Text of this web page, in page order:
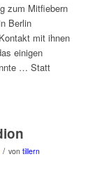
zum Mitfiebern
Berlin
mit ihnen
einigen
… Statt
/ von tillern